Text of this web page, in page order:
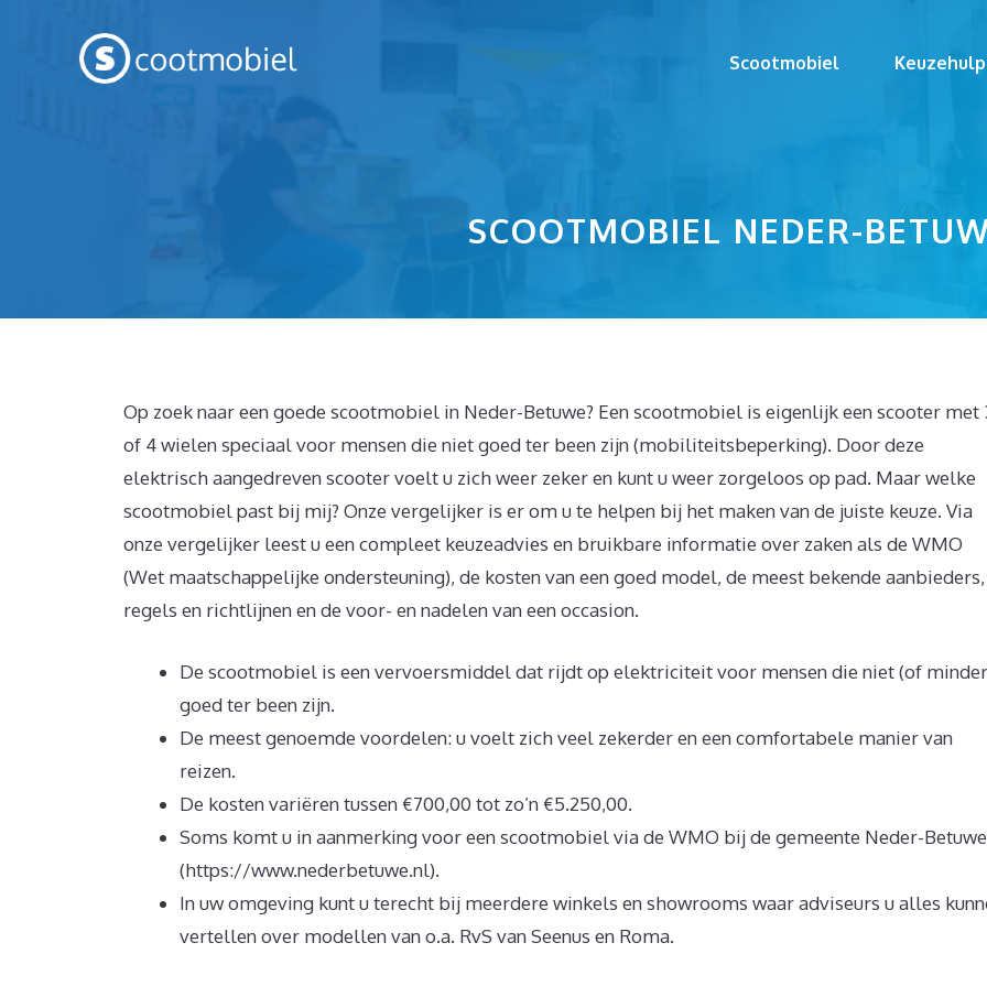
Scootmobiel Keuzehulp
SCOOTMOBIEL NEDER-
Op zoek naar een goede scootmobiel in Neder-Betuwe? Een scootmobiel is eigenlijk een scooter met
of 4 wielen speciaal voor mensen die niet goed ter been zijn (mobiliteitsbeperking). Door deze
elektrisch aangedreven scooter voelt u zich weer zeker en kunt u weer zorgeloos op pad. Maar welke
scootmobiel past bij mij? Onze vergelijker is er om u te helpen bij het maken van de juiste keuze. Via
onze vergelijker leest u een compleet keuzeadvies en bruikbare informatie over zaken als de WMO
(Wet maatschappelijke ondersteuning), de kosten van een goed model, de meest bekende aanbieders,
regels en richtlijnen en de voor- en nadelen van een occasion.
De scootmobiel is een vervoersmiddel dat rijdt op elektriciteit voor mensen die niet (of
goed ter been zijn.
De meest genoemde voordelen: u voelt zich veel zekerder en een comfortabele manier van
reizen.
De kosten variëren tussen €700,00 tot zo’n €5.250,00.
Soms komt u in aanmerking voor een scootmobiel via de WMO bij de gemeente Neder-Betuwe
(https://www.nederbetuwe.nl).
In uw omgeving kunt u terecht bij meerdere winkels en showrooms waar adviseurs u alles
vertellen over modellen van o.a. RvS van Seenus en Roma.